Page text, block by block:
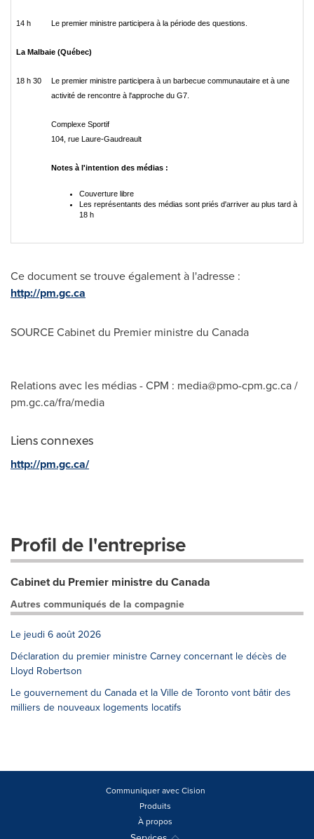
14 h Le premier ministre participera à la période des questions.
La Malbaie (Québec)
18 h 30
Le premier ministre participera à un barbecue communautaire et à une
activité de rencontre à l'approche du G7.
Complexe Sportif
104, rue Laure-Gaudreault
Notes à l'intention des médias :
Couverture libre
Les représentants des médias sont priés d'arriver au plus tard à
18 h
Ce document se trouve également à l'adresse :
http://pm.gc.ca
SOURCE Cabinet du Premier ministre du Canada
Relations avec les médias - CPM : media@pmo-cpm.gc.ca/
pm.gc.ca/fra/media
Liens connexes
http://pm.gc.ca/
Profil de l'entreprise
Cabinet du Premier ministre du Canada
Autres communiqués de la compagnie
Le jeudi 6 août 2026
Déclaration du premier ministre Carney concernant le décès de
Lloyd Robertson
Le gouvernement du Canada et la Ville de Toronto vont bâtir des
milliers de nouveaux logements locatifs
Communiquer avec Cision
Produits
À propos